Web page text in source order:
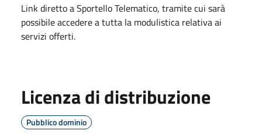
Link diretto a Sportello Telematico, tramite cui sarà
possibile accedere a tutta la modulistica relativa ai
servizi offerti.
Licenza di distribuzione
Pubblico dominio